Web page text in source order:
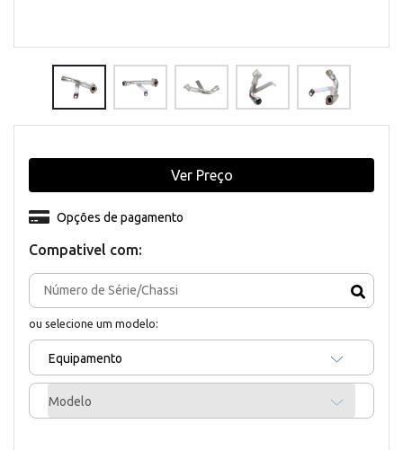
Compativel com:
ou selecione um modelo:
Equipamento
Modelo
Opções de pagamento
Ver Preço